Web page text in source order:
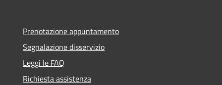
Prenotazione appuntamento
Segnalazione disservizio
Leggi le FAQ
Richiesta assistenza